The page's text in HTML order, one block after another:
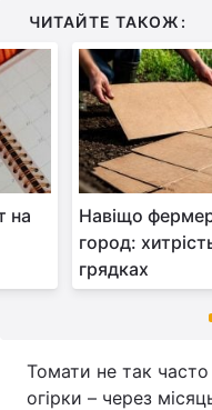
ЧИТАЙТЕ ТАКОЖ:
на
Навіщо
город:
грядках
Томати не так
огірки – через